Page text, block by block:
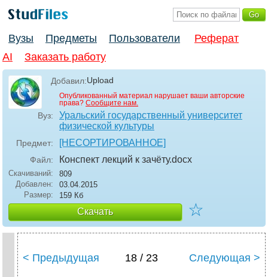
Вузы Предметы Пользователи
Реферат
AI
Заказать работу
Добавил:Upload
Опубликованный материал нарушает ваши авторские
права? Сообщите нам.
Вуз:
Уральский государственный университет
физической культуры
Предмет: [НЕСОРТИРОВАННОЕ]
Файл: Конспект лекций к зачёту.docx
Скачиваний:
809
Добавлен:
03.04.2015
Размер:
159 Кб
Скачать ☆
< Предыдущая 18 / 23 Следующая >